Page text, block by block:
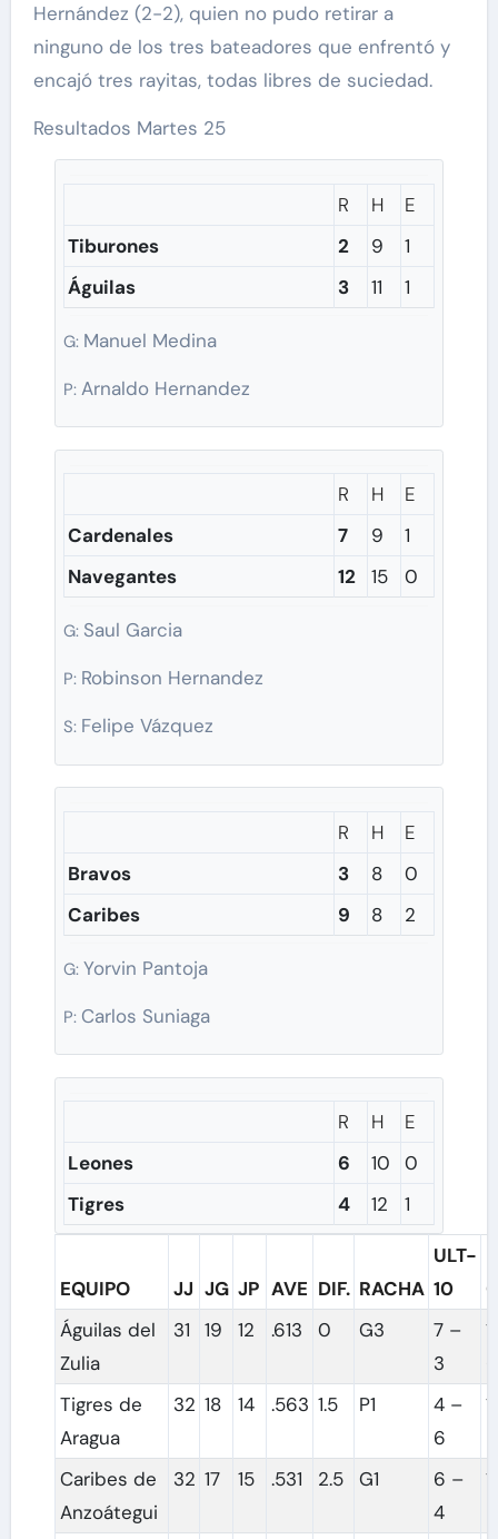
Hernández (2-2), quien no pudo retirar a
ninguno de los tres bateadores que enfrentó y
encajó tres rayitas, todas libres de suciedad.
Resultados Martes 25
R H
E
Tiburones
2 9
1
Águilas
3 11 1
G: Manuel Medina
P: Arnaldo Hernandez
R H
E
Cardenales
7 9
1
Navegantes
12 15 0
G: Saul Garcia
P: Robinson Hernandez
S: Felipe Vázquez
R H
E
Bravos
3 8
0
Caribes
9 8 2
G: Yorvin Pantoja
P: Carlos Suniaga
R H
E
Leones
6 10
0
Tigres
4 12 1
EQUIPO JJ JG JP AVE DIF. RACHA
ULT-
10
Águilas del
Zulia
31 19 12 .613 0 G3
7 –
3
Tigres de
Aragua
32 18 14 .563 1.5 P1
4 –
6
Caribes de
Anzoátegui
32 17 15 .531 2.5 G1
6 –
4